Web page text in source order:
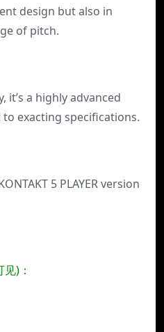
design but also in
of pitch.
it’s a highly advanced
exacting speciﬁcations.
5 PLAYER version
)：